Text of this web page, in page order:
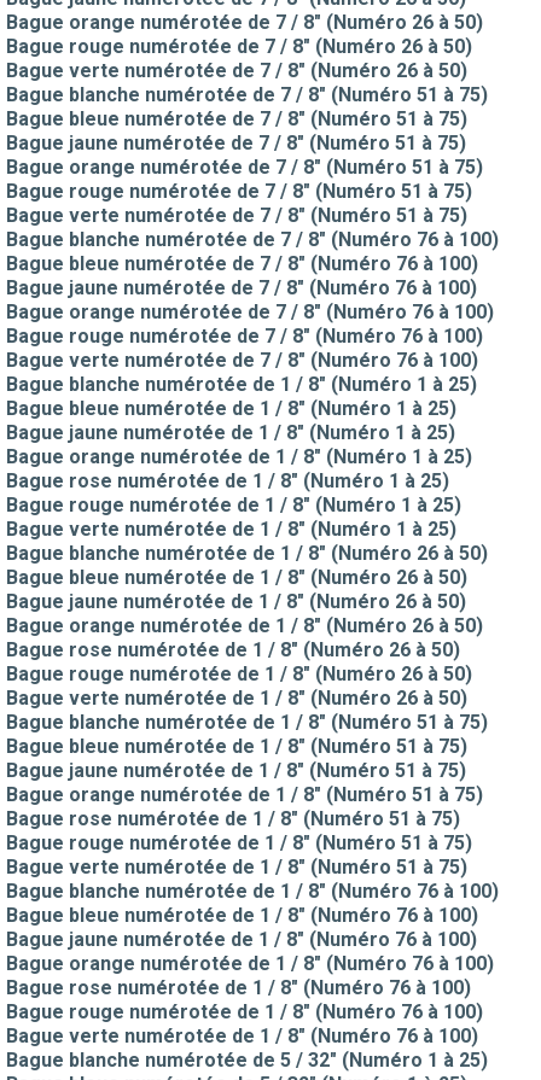
Bague orange numérotée de 7 / 8" (Numéro 26 à 50)
Bague rouge numérotée de 7 / 8" (Numéro 26 à 50)
Bague verte numérotée de 7 / 8" (Numéro 26 à 50)
Bague blanche numérotée de 7 / 8" (Numéro 51 à 75)
Bague bleue numérotée de 7 / 8" (Numéro 51 à 75)
Bague jaune numérotée de 7 / 8" (Numéro 51 à 75)
Bague orange numérotée de 7 / 8" (Numéro 51 à 75)
Bague rouge numérotée de 7 / 8" (Numéro 51 à 75)
Bague verte numérotée de 7 / 8" (Numéro 51 à 75)
Bague blanche numérotée de 7 / 8" (Numéro 76 à 100)
Bague bleue numérotée de 7 / 8" (Numéro 76 à 100)
Bague jaune numérotée de 7 / 8" (Numéro 76 à 100)
Bague orange numérotée de 7 / 8" (Numéro 76 à 100)
Bague rouge numérotée de 7 / 8" (Numéro 76 à 100)
Bague verte numérotée de 7 / 8" (Numéro 76 à 100)
Bague blanche numérotée de 1 / 8" (Numéro 1 à 25)
Bague bleue numérotée de 1 / 8" (Numéro 1 à 25)
Bague jaune numérotée de 1 / 8" (Numéro 1 à 25)
Bague orange numérotée de 1 / 8" (Numéro 1 à 25)
Bague rose numérotée de 1 / 8" (Numéro 1 à 25)
Bague rouge numérotée de 1 / 8" (Numéro 1 à 25)
Bague verte numérotée de 1 / 8" (Numéro 1 à 25)
Bague blanche numérotée de 1 / 8" (Numéro 26 à 50)
Bague bleue numérotée de 1 / 8" (Numéro 26 à 50)
Bague jaune numérotée de 1 / 8" (Numéro 26 à 50)
Bague orange numérotée de 1 / 8" (Numéro 26 à 50)
Bague rose numérotée de 1 / 8" (Numéro 26 à 50)
Bague rouge numérotée de 1 / 8" (Numéro 26 à 50)
Bague verte numérotée de 1 / 8" (Numéro 26 à 50)
Bague blanche numérotée de 1 / 8" (Numéro 51 à 75)
Bague bleue numérotée de 1 / 8" (Numéro 51 à 75)
Bague jaune numérotée de 1 / 8" (Numéro 51 à 75)
Bague orange numérotée de 1 / 8" (Numéro 51 à 75)
Bague rose numérotée de 1 / 8" (Numéro 51 à 75)
Bague rouge numérotée de 1 / 8" (Numéro 51 à 75)
Bague verte numérotée de 1 / 8" (Numéro 51 à 75)
Bague blanche numérotée de 1 / 8" (Numéro 76 à 100)
Bague bleue numérotée de 1 / 8" (Numéro 76 à 100)
Bague jaune numérotée de 1 / 8" (Numéro 76 à 100)
Bague orange numérotée de 1 / 8" (Numéro 76 à 100)
Bague rose numérotée de 1 / 8" (Numéro 76 à 100)
Bague rouge numérotée de 1 / 8" (Numéro 76 à 100)
Bague verte numérotée de 1 / 8" (Numéro 76 à 100)
Bague blanche numérotée de 5 / 32" (Numéro 1 à 25)